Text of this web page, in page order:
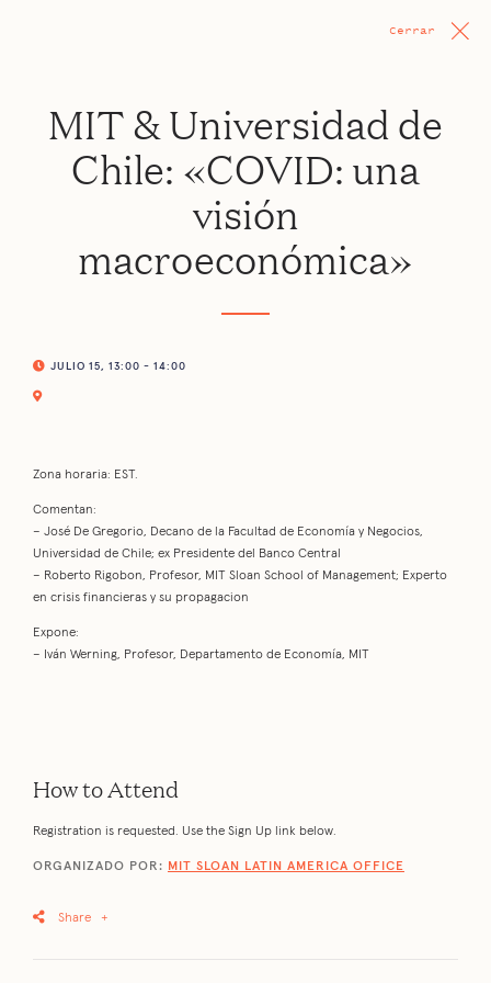
Cerrar
MIT & Universidad de
Chile: «COVID: una
visión
macroeconómica»
JULIO 15, 13:00 - 14:00
Zona horaria: EST.
Comentan:
– José De Gregorio, Decano de la Facultad de Economía y Negocios,
Universidad de Chile; ex Presidente del Banco Central
– Roberto Rigobon, Profesor, MIT Sloan School of Management; Experto
en crisis financieras y su propagacion
Expone:
– Iván Werning, Profesor, Departamento de Economía, MIT
How to Attend
Registration is requested. Use the Sign Up link below.
ORGANIZADO POR: MIT SLOAN LATIN AMERICA OFFICE
Share +